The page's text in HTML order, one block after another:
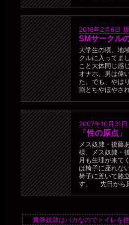
2016年2月6日
SMサークル
大学生の頃、地
クルに入ってま
こと大体同じ感
オナホ、男は偉
た。でも、やは
割とちやほやさ
2007年10月31日
「性の原点」
メス奴隷・後
様、メス奴隷
月も生理が来
は椅子に座れな
椅子に置いて膝
す。 先日から
糞豚奴隷はバカなのでトイレを